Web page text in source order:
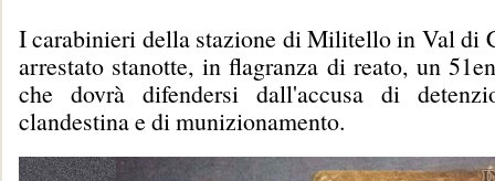
I carabinieri della stazione di Militello in Val di
arrestato stanotte, in flagranza di reato, un
che dovrà difendersi dall'accusa di
clandestina e di munizionamento.